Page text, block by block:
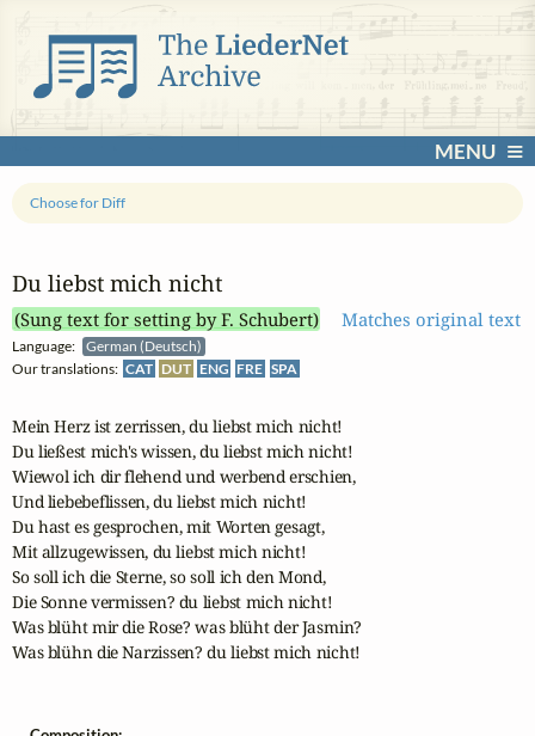
MENU
Du liebst mich nicht
(Sung text for setting by F. Schubert) Matches original text
Language:
German (Deutsch)
Our translations: CAT DUT ENG FRE SPA
Choose for Diff
Mein Herz ist zerrissen, du liebst mich nicht!
Du ließest mich's wissen, du liebst mich nicht!
Wiewol ich dir flehend und werbend erschien,
Und liebebeflissen, du liebst mich nicht!
Du hast es gesprochen, mit Worten gesagt,
Mit allzugewissen, du liebst mich nicht!
So soll ich die Sterne, so soll ich den Mond,
Die Sonne vermissen? du liebst mich nicht!
Was blüht mir die Rose? was blüht der Jasmin?
Was blühn die Narzissen? du liebst mich nicht!